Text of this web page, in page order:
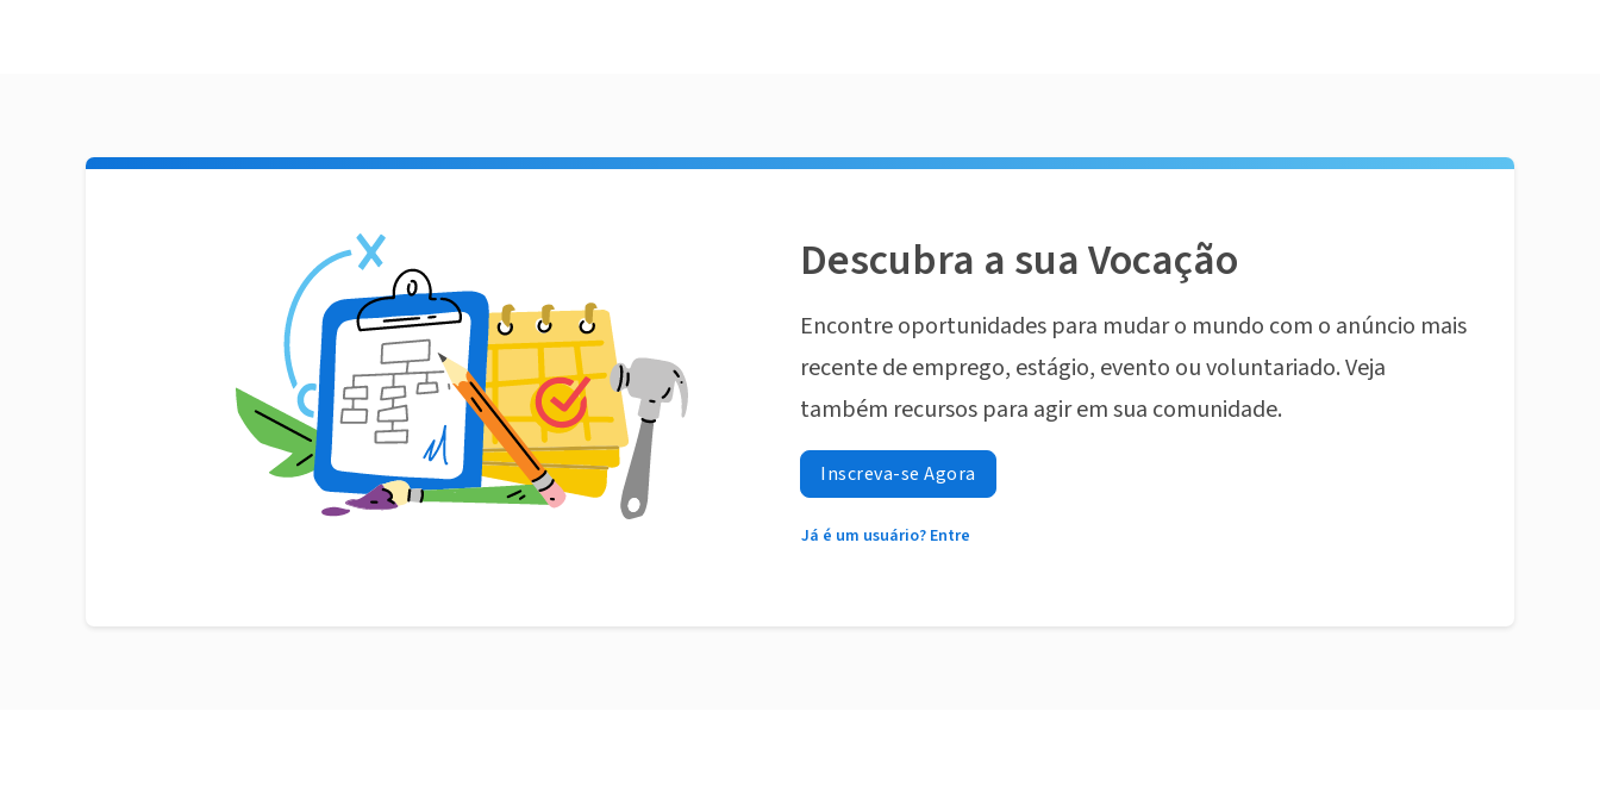
Descubra a sua Vocação
Encontre oportunidades para mudar o mundo com o anúncio mais
recente de emprego, estágio, evento ou voluntariado. Veja
também recursos para agir em sua comunidade.
Inscreva-se Agora
Já é um usuário? Entre